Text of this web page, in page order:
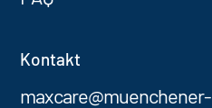
Kontakt
maxcare@muenchener-